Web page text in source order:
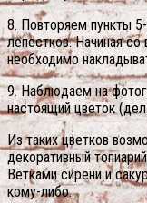
8. Повторяем пункты
лепестков. Начиная
необходимо
9. Наблюдаем на
настоящий цветок
Из таких цветков
декоративный
Ветками сирени и
кому-либо.